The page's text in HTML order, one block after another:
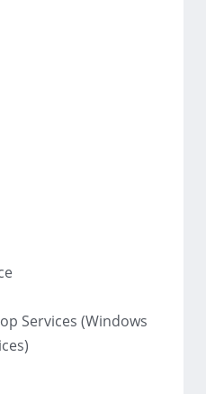
Services (Windows